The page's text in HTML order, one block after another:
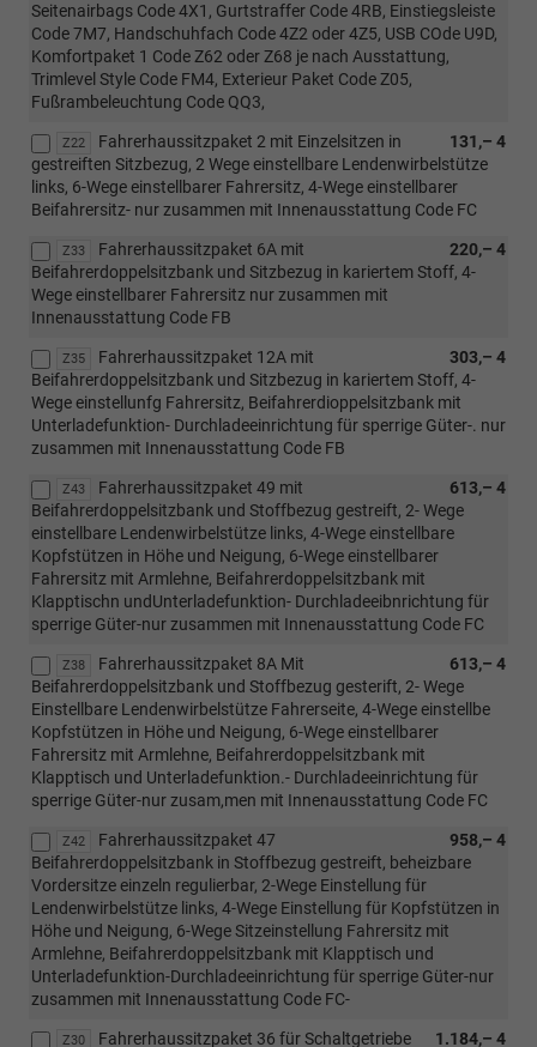
Seitenairbags Code 4X1, Gurtstraffer Code 4RB, Einstiegsleiste
Code 7M7, Handschuhfach Code 4Z2 oder 4Z5, USB COde U9D,
Komfortpaket 1 Code Z62 oder Z68 je nach Ausstattung,
Trimlevel Style Code FM4, Exterieur Paket Code Z05,
Fußrambeleuchtung Code QQ3,
Z22 131,– 4
Fahrerhaussitzpaket 2 mit Einzelsitzen in
gestreiften Sitzbezug, 2 Wege einstellbare Lendenwirbelstütze
links, 6-Wege einstellbarer Fahrersitz, 4-Wege einstellbarer
Beifahrersitz- nur zusammen mit Innenausstattung Code FC
Z33 220,– 4
Fahrerhaussitzpaket 6A mit
Beifahrerdoppelsitzbank und Sitzbezug in kariertem Stoff, 4-
Wege einstellbarer Fahrersitz nur zusammen mit
Innenausstattung Code FB
Z35 303,– 4
Fahrerhaussitzpaket 12A mit
Beifahrerdoppelsitzbank und Sitzbezug in kariertem Stoff, 4-
Wege einstellunfg Fahrersitz, Beifahrerdioppelsitzbank mit
Unterladefunktion- Durchladeeinrichtung für sperrige Güter-. nur
zusammen mit Innenausstattung Code FB
Z43 613,– 4
Fahrerhaussitzpaket 49 mit
Beifahrerdoppelsitzbank und Stoffbezug gestreift, 2- Wege
einstellbare Lendenwirbelstütze links, 4-Wege einstellbare
Kopfstützen in Höhe und Neigung, 6-Wege einstellbarer
Fahrersitz mit Armlehne, Beifahrerdoppelsitzbank mit
Klapptischn undUnterladefunktion- Durchladeeibnrichtung für
sperrige Güter-nur zusammen mit Innenausstattung Code FC
Z38 613,– 4
Fahrerhaussitzpaket 8A Mit
Beifahrerdoppelsitzbank und Stoffbezug gesterift, 2- Wege
Einstellbare Lendenwirbelstütze Fahrerseite, 4-Wege einstellbe
Kopfstützen in Höhe und Neigung, 6-Wege einstellbarer
Fahrersitz mit Armlehne, Beifahrerdoppelsitzbank mit
Klapptisch und Unterladefunktion.- Durchladeeinrichtung für
sperrige Güter-nur zusam,men mit Innenausstattung Code FC
Z42 958,– 4
Fahrerhaussitzpaket 47
Beifahrerdoppelsitzbank in Stoffbezug gestreift, beheizbare
Vordersitze einzeln regulierbar, 2-Wege Einstellung für
Lendenwirbelstütze links, 4-Wege Einstellung für Kopfstützen in
Höhe und Neigung, 6-Wege Sitzeinstellung Fahrersitz mit
Armlehne, Beifahrerdoppelsitzbank mit Klapptisch und
Unterladefunktion-Durchladeeinrichtung für sperrige Güter-nur
zusammen mit Innenausstattung Code FC-
Z30 1.184,– 4
Fahrerhaussitzpaket 36 für Schaltgetriebe